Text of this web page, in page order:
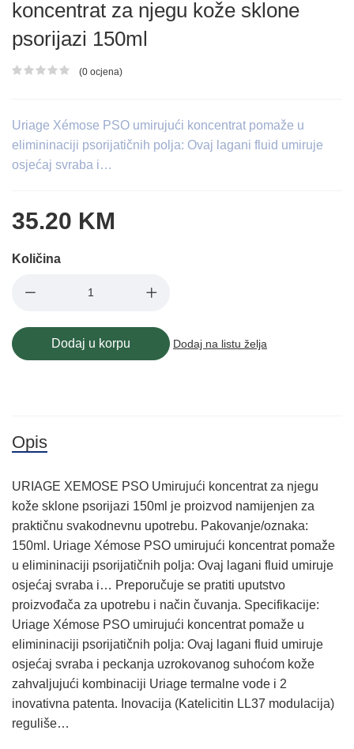
koncentrat za njegu kože sklone
psorijazi 150ml
Ocjena proizvoda
(0 ocjena)
Uriage Xémose PSO umirujući koncentrat pomaže u
elimininaciji psorijatičnih polja: Ovaj lagani fluid umiruje
osjećaj svraba i…
35.20 KM
Količina
Dodaj u korpu Dodaj na listu želja
Opis
URIAGE XEMOSE PSO Umirujući koncentrat za njegu
kože sklone psorijazi 150ml je proizvod namijenjen za
praktičnu svakodnevnu upotrebu. Pakovanje/oznaka:
150ml. Uriage Xémose PSO umirujući koncentrat pomaže
u elimininaciji psorijatičnih polja: Ovaj lagani fluid umiruje
osjećaj svraba i… Preporučuje se pratiti uputstvo
proizvođača za upotrebu i način čuvanja. Specifikacije:
Uriage Xémose PSO umirujući koncentrat pomaže u
elimininaciji psorijatičnih polja: Ovaj lagani fluid umiruje
osjećaj svraba i peckanja uzrokovanog suhoćom kože
zahvaljujući kombinaciji Uriage termalne vode i 2
inovativna patenta. Inovacija (Katelicitin LL37 modulacija)
reguliše…